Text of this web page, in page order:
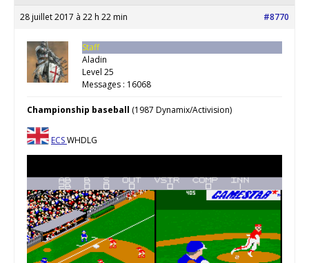
28 juillet 2017 à 22 h 22 min #8770
Staff
Aladin
Level 25
Messages : 16068
Championship baseball (1987 Dynamix/Activision)
ECSWHDLG